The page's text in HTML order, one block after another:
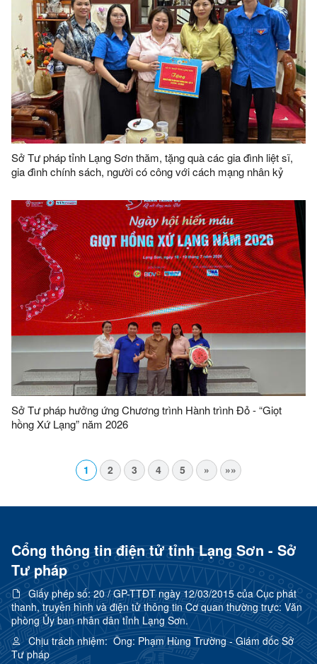
Sở Tư pháp tỉnh Lạng Sơn thăm, tặng quà các gia đình liệt sĩ,
gia đình chính sách, người có công với cách mạng nhân kỷ
Sở Tư pháp hưởng ứng Chương trình Hành trình Đỏ - “Giọt
hồng Xứ Lạng” năm 2026
1 2 3 4 5 » »»
Cổng thông tin điện tử tỉnh Lạng Sơn - Sở
Tư pháp
Giấy phép số:20 / GP-TTĐT ngày 12/03/2015 của Cục phát
thanh, truyền hình và điện tử thông tin Cơ quan thường trực: Văn
phòng Ủy ban nhân dân tỉnh Lạng Sơn.
Chịu trách nhiệm:Ông: Phạm Hùng Trường - Giám đốc Sở
Tư pháp